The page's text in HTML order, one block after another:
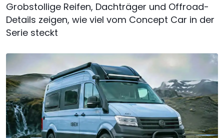
Grobstollige Reifen, Dachträger und Offroad-
Details zeigen, wie viel vom Concept Car in der
Serie steckt